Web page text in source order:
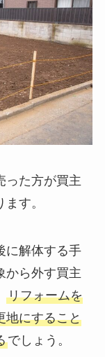
った方が買主
す。
に解体する手
から外す買主
リフォームを
地にすること
でしょう。